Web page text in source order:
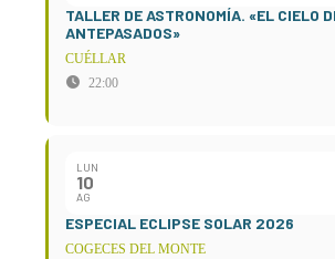
TALLER DE ASTRONOMÍA. «EL CIELO
ANTEPASADOS»
CUÉLLAR
22:00
LUN
10
AG
ESPECIAL ECLIPSE SOLAR 2026
COGECES DEL MONTE